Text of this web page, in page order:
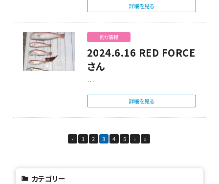
詳細を見る
釣り情報
2024.6.16 RED FORCE
さん
…
詳細を見る
‹ 1 2 3 4 5 › »
カテゴリー